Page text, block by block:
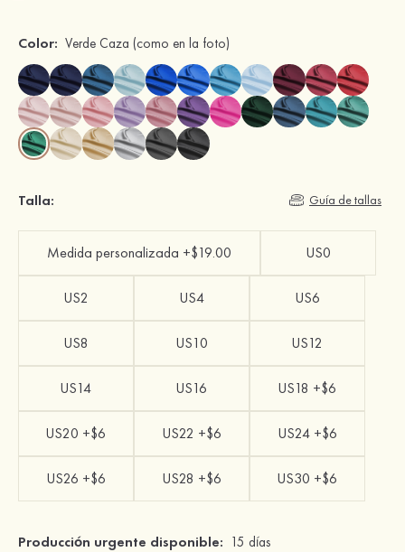
Color: Verde Caza (como en la foto)
Talla: Guía de tallas
Medida personalizada +$19.00 US0
US2 US4 US6
US8 US10 US12
US14 US16 US18 +$6
US20 +$6 US22 +$6 US24 +$6
US26 +$6 US28 +$6 US30 +$6
Producción urgente disponible: 15 días